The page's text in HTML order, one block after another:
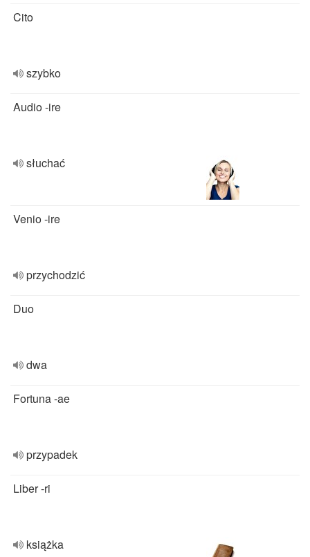
Cito
szybko
Audio -ire
słuchać
Venio -ire
przychodzić
Duo
dwa
Fortuna -ae
przypadek
Liber -ri
książka